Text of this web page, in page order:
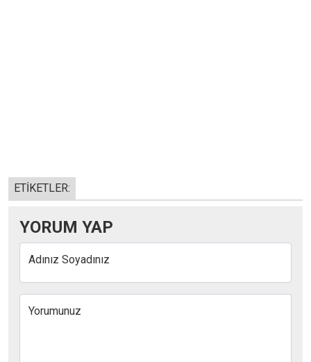
ETİKETLER:
YORUM YAP
Adınız Soyadınız
Yorumunuz